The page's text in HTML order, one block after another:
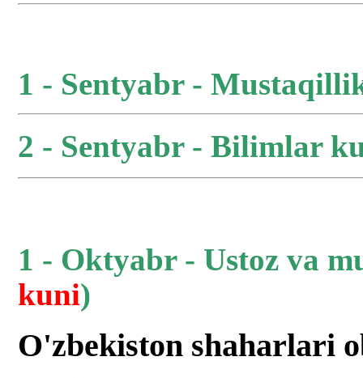
1 - Sentyabr -
2 - Sentyabr - Bilimlar
1 - Oktyabr - Ustoz va
kuni)
O'zbekiston shaharlari